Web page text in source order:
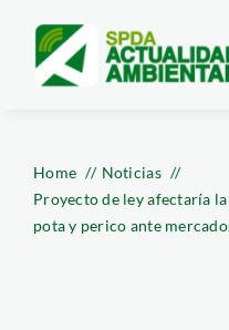
content
Home
Noticias
Proyecto de ley afectaría
pota y perico ante